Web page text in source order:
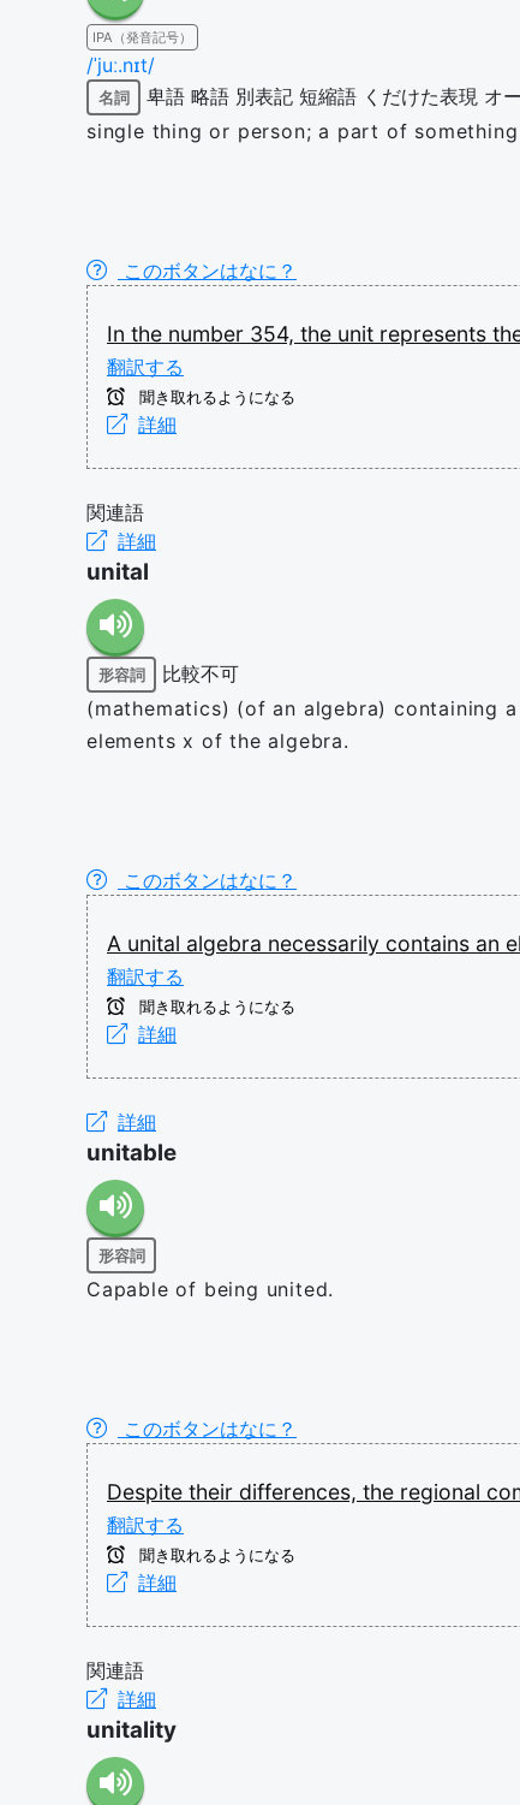
IPA（発音記号）
/ˈjuː.nɪt/
名詞 卑語 略語 別表記 短縮語 くだけた表現 オ
single thing or person; a part of
このボタンはなに？
In the number 354, the unit represents
翻訳する
聞き取れるようになる
詳細
関連語
詳細
unital
形容詞
比較不可
(mathematics) (of an algebra) containing
elements x of the algebra.
このボタンはなに？
A unital algebra necessarily contains an
翻訳する
聞き取れるようになる
詳細
詳細
unitable
形容詞
Capable of being united.
このボタンはなに？
Despite their differences, the regional
翻訳する
聞き取れるようになる
詳細
関連語
詳細
unitality